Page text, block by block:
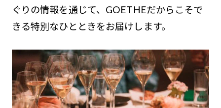
ぐりの情報を通じて、GOETHEだからこそで
きる特別なひとときをお届けします。